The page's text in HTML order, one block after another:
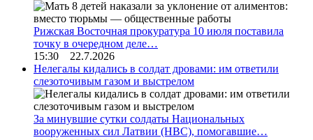
Рижская Восточная прокуратура 10 июля поставила
точку в очередном деле…
15:30 22.7.2026
Нелегалы кидались в солдат дровами: им ответили
слезоточивым газом и выстрелом
За минувшие сутки солдаты Национальных
вооруженных сил Латвии (НВС), помогавшие…